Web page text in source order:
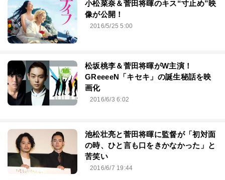
小松菜奈＆菅田将暉のキス“寸止め”映
像が公開！
2016/5/25 5:00
松坂桃李＆菅田将暉がW主演！
GReeeeN「キセキ」の誕生秘話を映
画化
2016/6/3 6:02
池松壮亮と菅田将暉に監督が「初対面
の時、ひと言も口をきかなかった」と
苦笑い
2016/6/7 19:44